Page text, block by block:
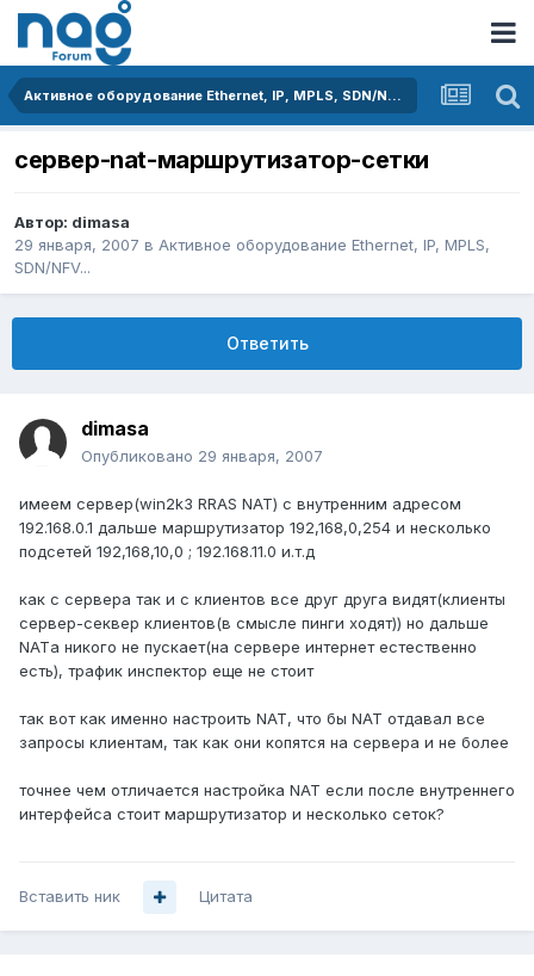
Активное оборудование Ethernet, IP, MPLS, SDN/NFV...
сервер-nat-маршрутизатор-сетки
Автор: dimasa
29 января, 2007 в Активное оборудование Ethernet, IP, MPLS,
SDN/NFV...
Ответить
dimasa
Опубликовано 29 января, 2007
имеем сервер(win2k3 RRAS NAT) с внутренним адресом
192.168.0.1 дальше маршрутизатор 192,168,0,254 и несколько
подсетей 192,168,10,0 ; 192.168.11.0 и.т.д
как с сервера так и с клиентов все друг друга видят(клиенты
сервер-секвер клиентов(в смысле пинги ходят)) но дальше
NATа никого не пускает(на сервере интернет естественно
есть), трафик инспектор еще не стоит
так вот как именно настроить NAT, что бы NAT отдавал все
запросы клиентам, так как они копятся на сервера и не более
точнее чем отличается настройка NAT если после внутреннего
интерфейса стоит маршрутизатор и несколько сеток?
Вставить ник Цитата